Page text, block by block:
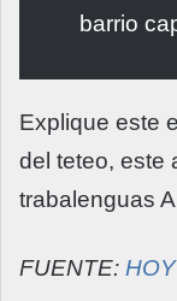
barrio
Explique este
del teteo, este
trabalenguas
FUENTE: HOY